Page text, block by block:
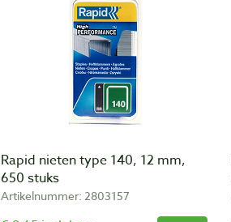
Rapid nieten type 140, 12 mm,
650 stuks
Artikelnummer: 2803157